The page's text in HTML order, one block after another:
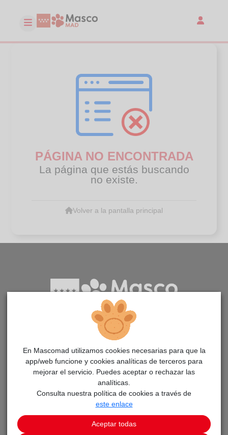
PÁGINA NO ENCONTRADA
La página que estás buscando
no existe.
Volver a la pantalla principal
Aplicación para la adopción de animales en la Comunidad
de Madrid
PÁGINAS
Adopta un animal
Avisos
En Mascomad utilizamos cookies necesarias para que la
app/web funcione y cookies analíticas de terceros para
mejorar el servicio. Puedes aceptar o rechazar las
analíticas.
Consulta nuestra política de cookies a través de
este enlace
Aceptar todas